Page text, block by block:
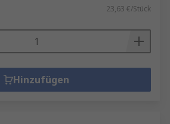
23,63 €/Stück
Hinzufügen